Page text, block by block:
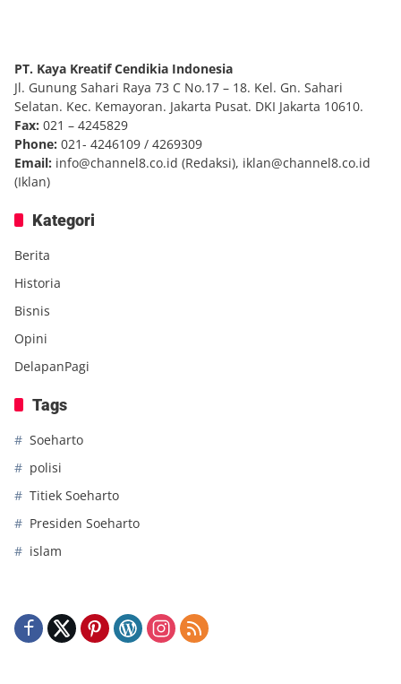
PT. Kaya Kreatif Cendikia Indonesia
Jl. Gunung Sahari Raya 73 C No.17 – 18. Kel. Gn. Sahari
Selatan. Kec. Kemayoran. Jakarta Pusat. DKI Jakarta 10610.
Fax: 021 – 4245829
Phone: 021- 4246109 / 4269309
Email: info@channel8.co.id (Redaksi), iklan@channel8.co.id
(Iklan)
Kategori
Berita
Historia
Bisnis
Opini
DelapanPagi
Tags
Soeharto
polisi
Titiek Soeharto
Presiden Soeharto
islam